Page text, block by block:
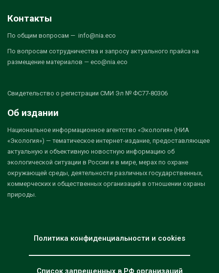
Контакты
По общим вопросам — info@nia.eco
По вопросам сотрудничества и запросу актуального прайса на
размещение материалов — eco@nia.eco
Свидетельство о регистрации СМИ Эл № ФС77-80306
Об издании
Национальное информационное агентство «Экология» (НИА
«Экология») — тематическое интернет-издание, предоставляющее
актуальную и объективную новостную информацию об
экологической ситуации в России и в мире, мерах по охране
окружающей среды, деятельности различных государственных,
коммерческих и общественных организаций в отношении охраны
природы.
Политика конфиденциальности и cookies
Список запрещенных в РФ организаций